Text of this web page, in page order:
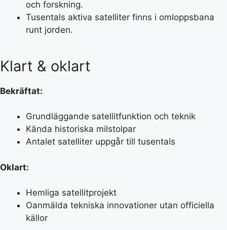
och forskning.
Tusentals aktiva satelliter finns i omloppsbana
runt jorden.
Klart & oklart
Bekräftat:
Grundläggande satellitfunktion och teknik
Kända historiska milstolpar
Antalet satelliter uppgår till tusentals
Oklart:
Hemliga satellitprojekt
Oanmälda tekniska innovationer utan officiella
källor